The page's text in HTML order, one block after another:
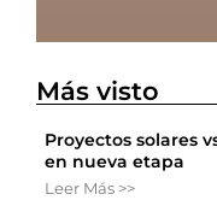
Más visto
Proyectos solares
en nueva etapa
Leer Más >>